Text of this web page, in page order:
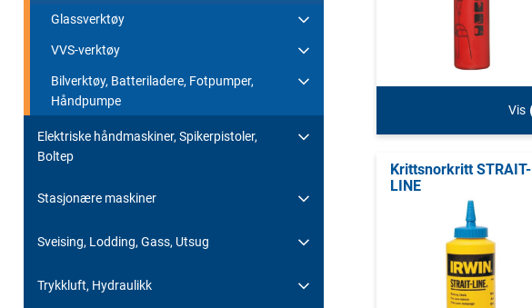
Glassverktøy
VVS-verktøy
Bilverktøy, Batteriladere, Fotpumper,
Håndpumpe
Elektriske håndmaskiner, Spikerpistoler,
Boltep
Stasjonære maskiner
Sveising, Lodding, Gass, Utsug
Trykkluft, Hydraulikk
Vis
Krittsnorkritt STRAIT-
LINE